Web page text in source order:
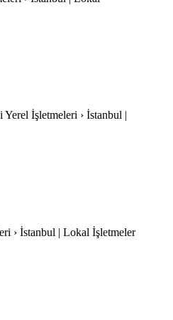
İşletmeleri › İstanbul |
› İstanbul | Lokal İşletmeler